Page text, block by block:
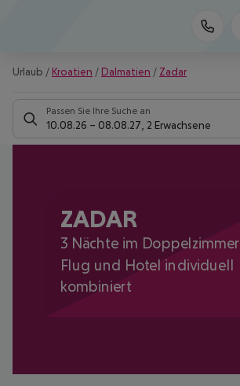
Urlaub / Kroatien / Dalmatien / Zadar
Passen Sie Ihre Suche an
10.08.26 – 08.08.27 2 Erwachsene
ZADAR
3 Nächte im Doppelzimmer
Flug und Hotel individuell
kombiniert